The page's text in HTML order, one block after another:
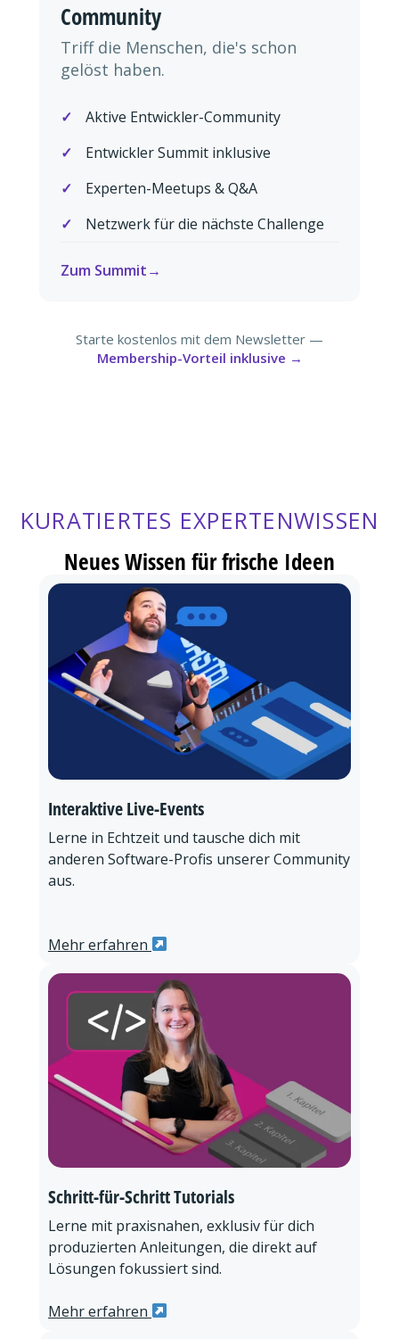
Community
Triff die Menschen, die's schon
gelöst haben.
Aktive Entwickler-Community
Entwickler Summit inklusive
Experten-Meetups & Q&A
Netzwerk für die nächste Challenge
Zum Summit
Starte kostenlos mit dem Newsletter —
Membership-Vorteil inklusive →
KURATIERTES EXPERTENWISSEN
Neues Wissen für frische Ideen
Interaktive Live-Events
Lerne in Echtzeit und tausche dich mit
anderen Software-Profis unserer Community
aus.
Mehr erfahren
Schritt-für-Schritt Tutorials
Lerne mit praxisnahen, exklusiv für dich
produzierten Anleitungen, die direkt auf
Lösungen fokussiert sind.
Mehr erfahren